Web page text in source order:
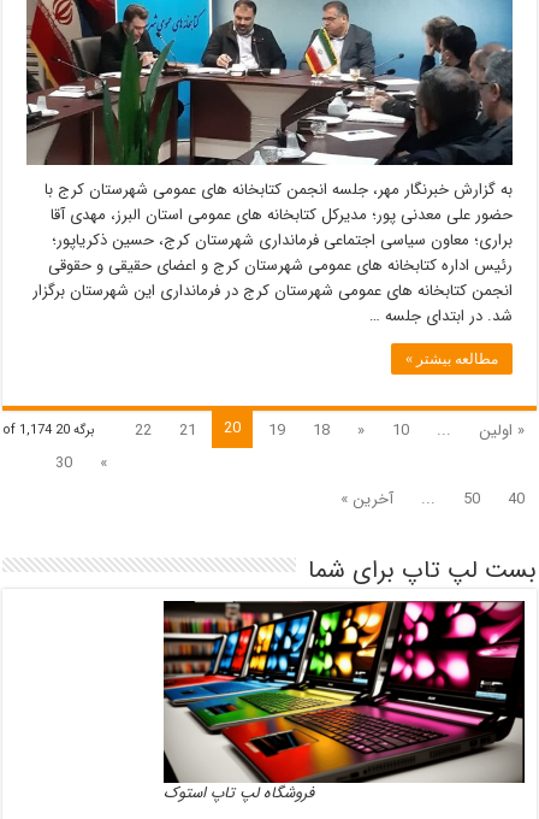
روستاهای
البرز
است
به گزارش خبرنگار مهر، جلسه انجمن کتابخانه های عمومی شهرستان کرج با
حضور علی معدنی پور؛ مدیرکل کتابخانه های عمومی استان البرز، مهدی آقا
براری؛ معاون سیاسی اجتماعی فرمانداری شهرستان کرج، حسین ذکریاپور؛
رئیس اداره کتابخانه های عمومی شهرستان کرج و اعضای حقیقی و حقوقی
انجمن کتابخانه های عمومی شهرستان کرج در فرمانداری این شهرستان برگزار
شد. در ابتدای جلسه …
مطالعه بیشتر »
برگه 20 of 1,174 « اولین ...
10
«
18
19
20
21
22
»
30
40
50
... آخرین »
بست لپ تاپ برای شما
فروشگاه لپ تاپ استوک